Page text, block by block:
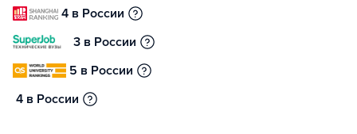
4 в России
3 в России
5 в России
4 в России